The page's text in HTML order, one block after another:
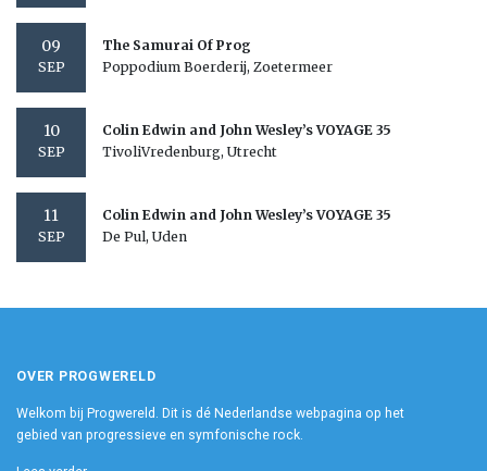
09
SEP
The Samurai Of Prog
Poppodium Boerderij, Zoetermeer
10
SEP
Colin Edwin and John Wesley’s VOYAGE 35
TivoliVredenburg, Utrecht
11
SEP
Colin Edwin and John Wesley’s VOYAGE 35
De Pul, Uden
OVER PROGWERELD
Welkom bij Progwereld. Dit is dé Nederlandse webpagina op het
gebied van progressieve en symfonische rock.